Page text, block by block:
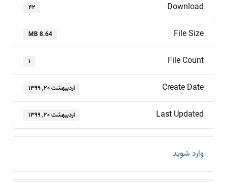
Download ۴۲
File Size
8.64 MB
File Count ۱
Create Date اردیبهشت ۲۰, ۱۳۹۹
Last Updated اردیبهشت ۲۰, ۱۳۹۹
وارد شوید